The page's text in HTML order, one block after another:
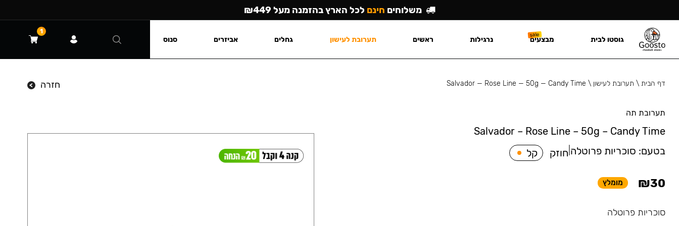
דף הבית\ תערובת לעישון \
Salvador — Rose Line — 50g — Candy Time חזרה
תערובת תה
Salvador – Rose Line – 50g – Candy Time
בטעם: סוכריות פרוטלה חוזק קל
₪30 מומלץ
סוכריות פרוטלה
משלוחים חינם לכל הארץ בהזמנה מעל ₪449
גוסטו לבית מבצעים נרגילות ראשים תערובת לעישון גחלים אביזרים סנוס
1